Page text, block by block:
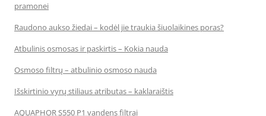
pramonei
Raudono aukso žiedai – kodėl jie traukia šiuolaikines poras?
Atbulinis osmosas ir paskirtis – Kokia nauda
Osmoso filtrų – atbulinio osmoso nauda
Išskirtinio vyrų stiliaus atributas – kaklaraištis
AQUAPHOR S550 P1 vandens filtrai